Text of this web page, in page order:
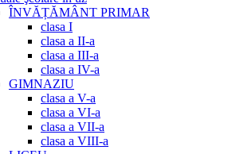
ÎNVĂȚĂMÂNT PRIMAR
clasa I
clasa a II-a
clasa a III-a
clasa a IV-a
GIMNAZIU
clasa a V-a
clasa a VI-a
clasa a VII-a
clasa a VIII-a